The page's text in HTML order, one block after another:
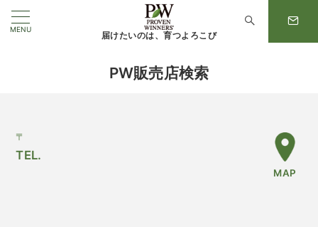
MENU
届けたいのは、育つよろこび
PW販売店検索
〒
TEL.
MAP